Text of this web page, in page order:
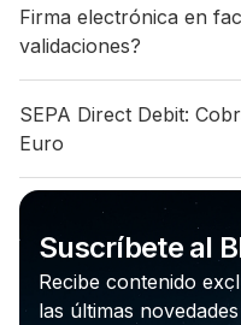
Firma electrónica en
validaciones?
SEPA Direct Debit:
Euro
Suscríbete al
Recibe contenido
las últimas